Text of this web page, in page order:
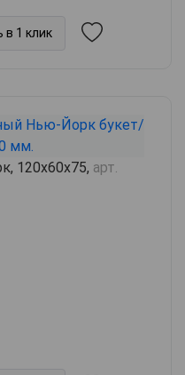
в 1 клик
120х60х75, арт.